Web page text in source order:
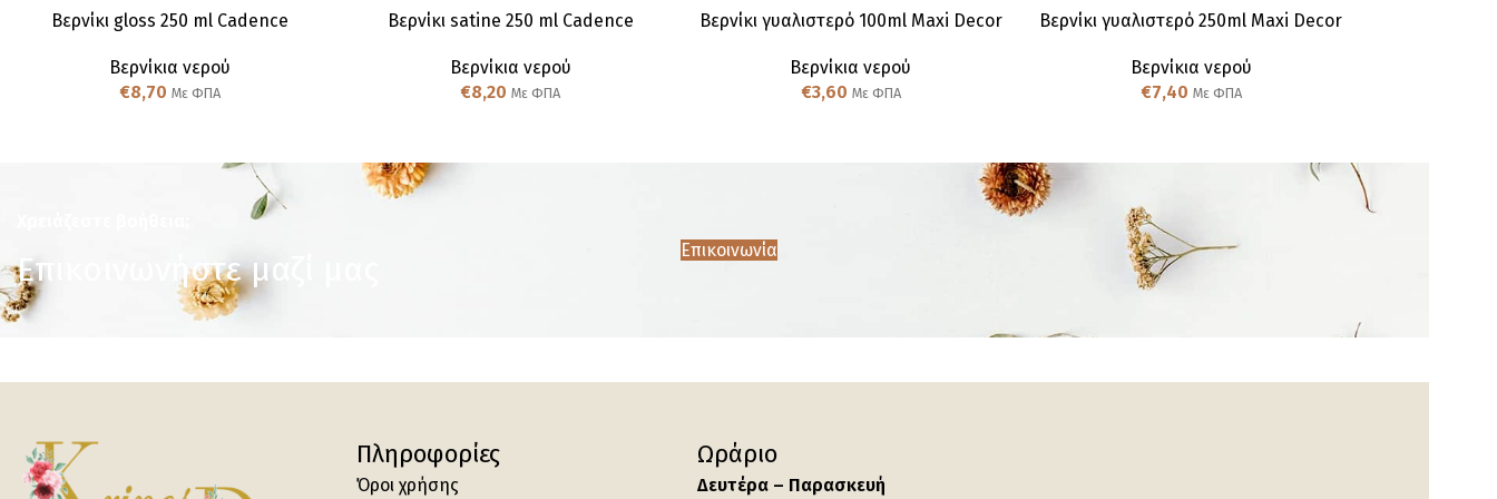
Βερνίκι gloss 250 ml Cadence
Βερνίκια νερού
€8,70 Με ΦΠΑ
Βερνίκι satine 250 ml Cadence
Βερνίκια νερού
€8,20 Με ΦΠΑ
Βερνίκι γυαλιστερό 100ml Maxi Decor
Βερνίκια νερού
€3,60 Με ΦΠΑ
Βερνίκι γυαλιστερό 250ml Maxi Decor
Βερνίκια νερού
€7,40 Με ΦΠΑ
Επικοινωνήστε μαζί μας Επικοινωνία
Πληροφορίες
Όροι χρήσης
Ωράριο
Δευτέρα – Παρασκευή